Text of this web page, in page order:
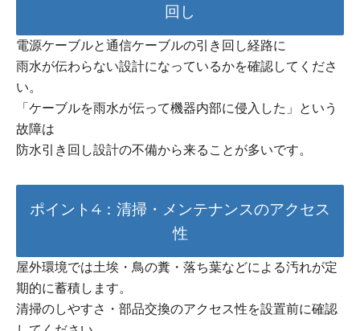
回し
電源ケーブルと通信ケーブルの引き回し経路に
雨水が伝わらない設計になっているかを確認してくださ
い。
「ケーブルを雨水が伝って機器内部に侵入した」という
故障は
防水引き回し設計の不備から来ることが多いです。
ポイント4：清掃・メンテナンスのアクセス
性
屋外環境では土埃・鳥の糞・落ち葉などによる汚れが定
期的に蓄積します。
清掃のしやすさ・部品交換のアクセス性を設置前に確認